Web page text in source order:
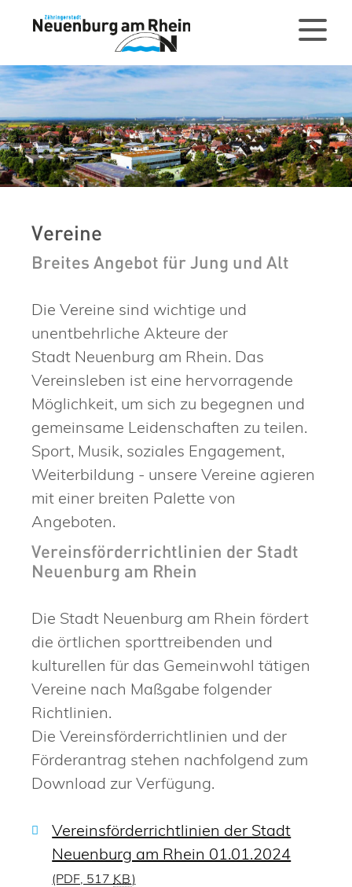
Vereine
Breites Angebot für Jung und Alt
Die Vereine sind wichtige und
unentbehrliche Akteure der
Stadt Neuenburg am Rhein. Das
Vereinsleben ist eine hervorragende
Möglichkeit, um sich zu begegnen und
gemeinsame Leidenschaften zu teilen.
Sport, Musik, soziales Engagement,
Weiterbildung - unsere Vereine agieren
mit einer breiten Palette von
Angeboten.
Vereinsförderrichtlinien der Stadt
Neuenburg am Rhein
Die Stadt Neuenburg am Rhein fördert
die örtlichen sporttreibenden und
kulturellen für das Gemeinwohl tätigen
Vereine nach Maßgabe folgender
Richtlinien.
Die Vereinsförderrichtlinien und der
Förderantrag stehen nachfolgend zum
Download zur Verfügung.
Vereinsförderrichtlinien der Stadt
Neuenburg am Rhein 01.01.2024
(PDF, 517 KB)